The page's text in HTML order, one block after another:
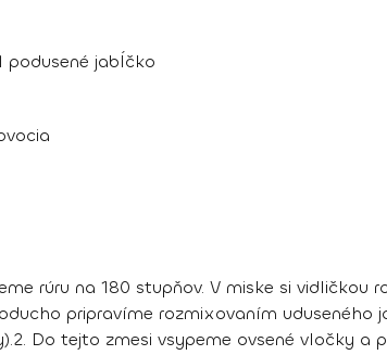
podusené jabĺčko
rúru na 180 stupňov. V miske si
pripravíme rozmixovaním
2. Do tejto zmesi vsypeme ovsené vločky a